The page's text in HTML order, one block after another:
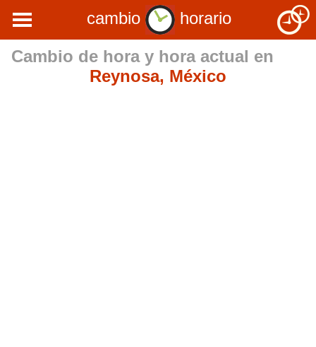
cambio
horario
Cambio de hora y hora actual en
Reynosa, México